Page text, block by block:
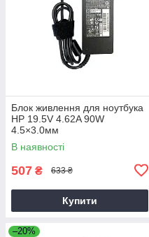
Блок живлення для ноутбука
HP 19.5V 4.62A 90W
4.5×3.0мм
В наявності
507 ₴ 633 ₴
Купити
–20%